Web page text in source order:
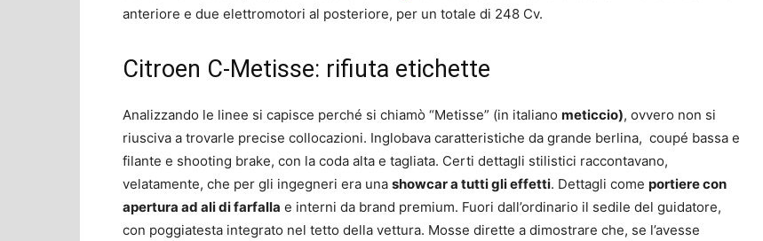
anteriore e due elettromotori al posteriore, per un totale di 248 Cv.
Citroen C-Metisse: rifiuta etichette
Analizzando le linee si capisce perché si chiamò “Metisse” (in italiano meticcio), ovvero non si
riusciva a trovarle precise collocazioni. Inglobava caratteristiche da grande berlina, coupé bassa e
filante e shooting brake, con la coda alta e tagliata. Certi dettagli stilistici raccontavano,
velatamente, che per gli ingegneri era una showcar a tutti gli effetti. Dettagli come portiere con
apertura ad ali di farfalla e interni da brand premium. Fuori dall’ordinario il sedile del guidatore,
con poggiatesta integrato nel tetto della vettura. Mosse dirette a dimostrare che, se l’avesse